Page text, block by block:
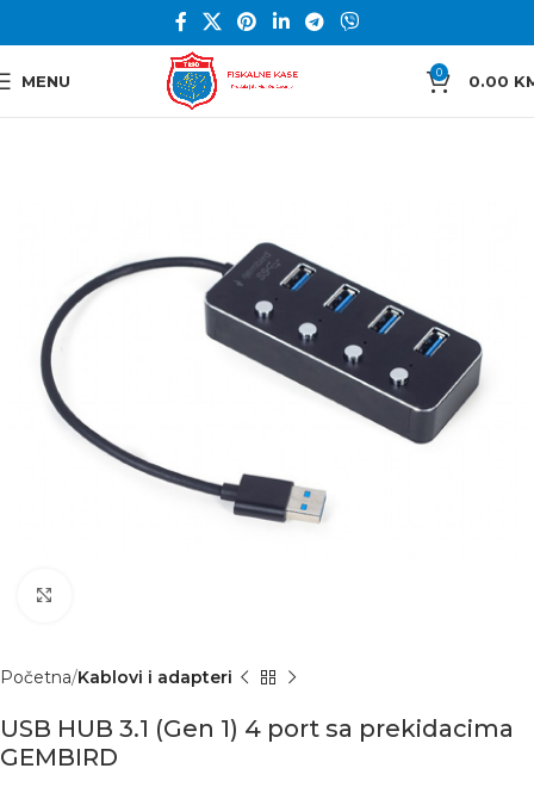
MENU 0 0.00
Početna Kablovi i adapteri
USB HUB 3.1 (Gen 1) 4 port sa prekidacima
GEMBIRD